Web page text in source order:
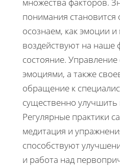
понимания
осознаем, как эмоции
воздействуют на наше
состояние. Управление
эмоциями, а также
обращение к
существенно улучшить
Регулярные практики
медитация и
способствуют
и работа над